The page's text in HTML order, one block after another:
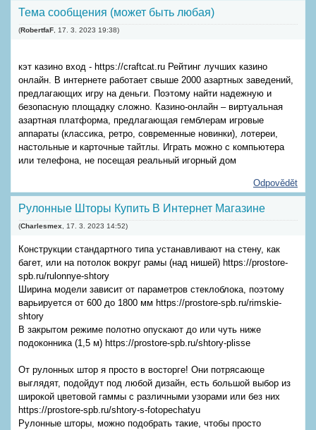
Тема сообщения (может быть любая)
(RobertfaF 17. 3. 2023 19:38)
кэт казино вход - https://craftcat.ru Рейтинг лучших казино
онлайн. В интернете работает свыше 2000 азартных заведений,
предлагающих игру на деньги. Поэтому найти надежную и
безопасную площадку сложно. Казино-онлайн – виртуальная
азартная платформа, предлагающая гемблерам игровые
аппараты (классика, ретро, современные новинки), лотереи,
настольные и карточные тайтлы. Играть можно с компьютера
или телефона, не посещая реальный игорный дом
Odpovědět
Рулонные Шторы Купить В Интернет Магазине
(Charlesmex 17. 3. 2023 14:52)
Конструкции стандартного типа устанавливают на стену, как
багет, или на потолок вокруг рамы (над нишей) https://prostore-
spb.ru/rulonnye-shtory
Ширина модели зависит от параметров стеклоблока, поэтому
варьируется от 600 до 1800 мм https://prostore-spb.ru/rimskie-
shtory
В закрытом режиме полотно опускают до или чуть ниже
подоконника (1,5 м) https://prostore-spb.ru/shtory-plisse
От рулонных штор я просто в восторге! Они потрясающе
выглядят, подойдут под любой дизайн, есть большой выбор из
широкой цветовой гаммы с различными узорами или без них
https://prostore-spb.ru/shtory-s-fotopechatyu
Рулонные шторы, можно подобрать такие, чтобы просто